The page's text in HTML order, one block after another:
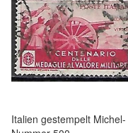
Italien gestempelt Michel-